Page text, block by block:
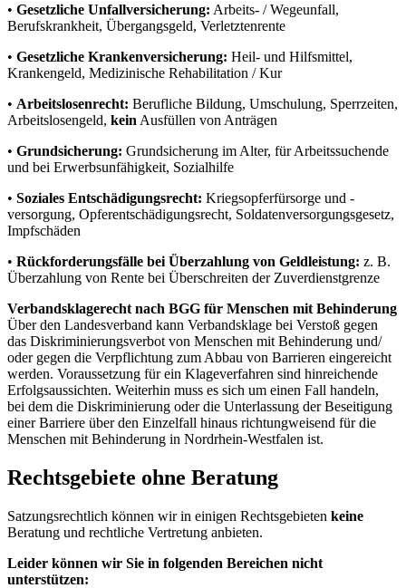
• Gesetzliche Unfallversicherung: Arbeits- / Wegeunfall,
Berufskrankheit, Übergangsgeld, Verletztenrente
• Gesetzliche Krankenversicherung: Heil- und Hilfsmittel,
Krankengeld, Medizinische Rehabilitation / Kur
• Arbeitslosenrecht: Berufliche Bildung, Umschulung, Sperrzeiten,
Arbeitslosengeld, kein Ausfüllen von Anträgen
• Grundsicherung: Grundsicherung im Alter, für Arbeitssuchende
und bei Erwerbsunfähigkeit, Sozialhilfe
• Soziales Entschädigungsrecht: Kriegsopferfürsorge und -
versorgung, Opferentschädigungsrecht, Soldatenversorgungsgesetz,
Impfschäden
• Rückforderungsfälle bei Überzahlung von Geldleistung: z. B.
Überzahlung von Rente bei Überschreiten der Zuverdienstgrenze
Verbandsklagerecht nach BGG für Menschen mit Behinderung
Über den Landesverband kann Verbandsklage bei Verstoß gegen
das Diskriminierungsverbot von Menschen mit Behinderung und/
oder gegen die Verpflichtung zum Abbau von Barrieren eingereicht
werden. Voraussetzung für ein Klageverfahren sind hinreichende
Erfolgsaussichten. Weiterhin muss es sich um einen Fall handeln,
bei dem die Diskriminierung oder die Unterlassung der Beseitigung
einer Barriere über den Einzelfall hinaus richtungweisend für die
Menschen mit Behinderung in Nordrhein-Westfalen ist.
Rechtsgebiete ohne Beratung
Satzungsrechtlich können wir in einigen Rechtsgebieten keine
Beratung und rechtliche Vertretung anbieten.
Leider können wir Sie in folgenden Bereichen nicht
unterstützen: